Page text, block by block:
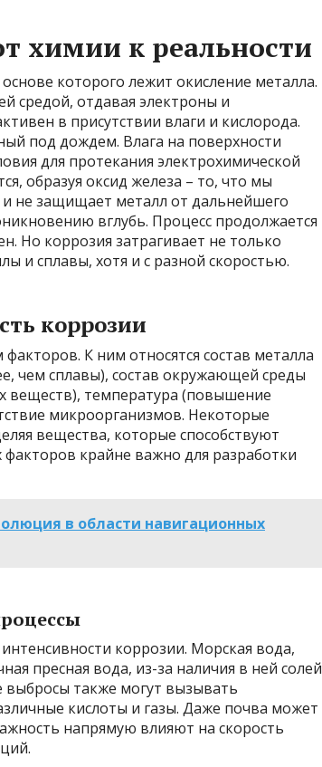
химии к реальности
которого лежит окисление металла.
средой, отдавая электроны и
в присутствии влаги и кислорода.
под дождем. Влага на поверхности
для протекания электрохимической
образуя оксид железа – то, что мы
не защищает металл от дальнейшего
вглубь. Процесс продолжается
Но коррозия затрагивает не только
и сплавы, хотя и с разной скоростью.
коррозии
К ним относятся состав металла
чем сплавы), состав окружающей среды
веществ), температура (повышение
микроорганизмов. Некоторые
вещества, которые способствуют
крайне важно для разработки
в области навигационных
коррозии. Морская вода,
пресная вода, из-за наличия в ней солей
также могут вызывать
кислоты и газы. Даже почва может
напрямую влияют на скорость